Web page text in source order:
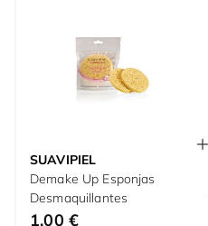
SUAVIPIEL
Demake Up Esponjas
Desmaquillantes
1,00 €